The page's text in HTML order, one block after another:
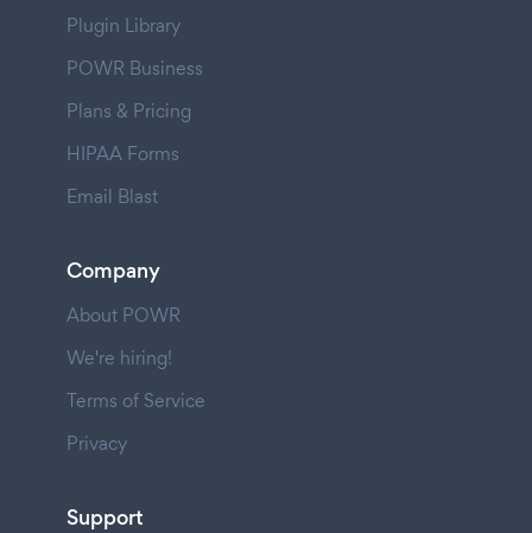
Plugin Library
POWR Business
Plans & Pricing
HIPAA Forms
Email Blast
Company
About POWR
We're hiring!
Terms of Service
Privacy
Support